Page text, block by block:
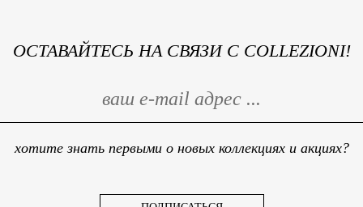
ОСТАВАЙТЕСЬ НА СВЯЗИ С COLLEZIONI!
хотите знать первыми о новых коллекциях и акциях?